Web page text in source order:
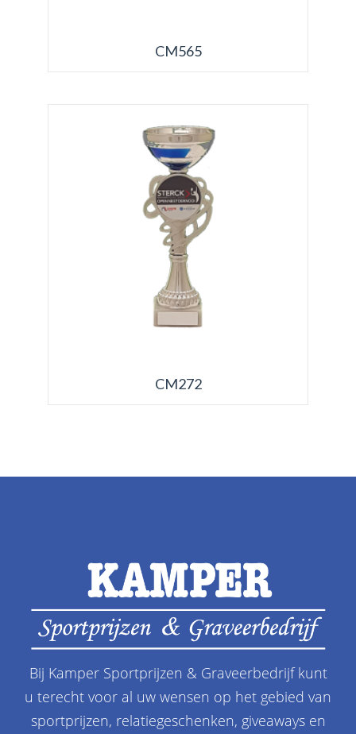
CM565
CM272
Bij Kamper Sportprijzen & Graveerbedrijf kunt
u terecht voor al uw wensen op het gebied van
sportprijzen, relatiegeschenken, giveaways en